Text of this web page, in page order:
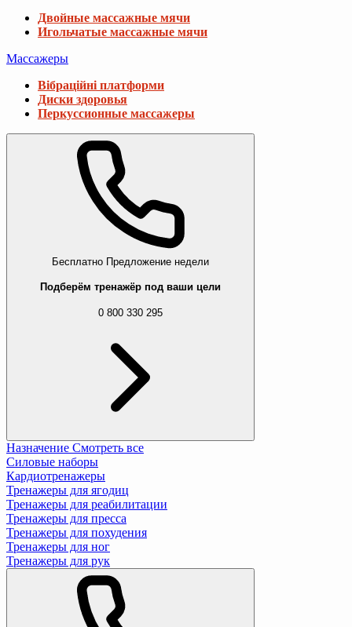
Двойные массажные мячи
Игольчатые массажные мячи
Массажеры
Вібраційні платформи
Диски здоровья
Перкуссионные массажеры
Бесплатно Предложение недели
Подберём тренажёр под ваши цели
0 800 330 295
Назначение Смотреть все
Силовые наборы
Кардиотренажеры
Тренажеры для ягодиц
Тренажеры для реабилитации
Тренажеры для пресса
Тренажеры для похудения
Тренажеры для ног
Тренажеры для рук